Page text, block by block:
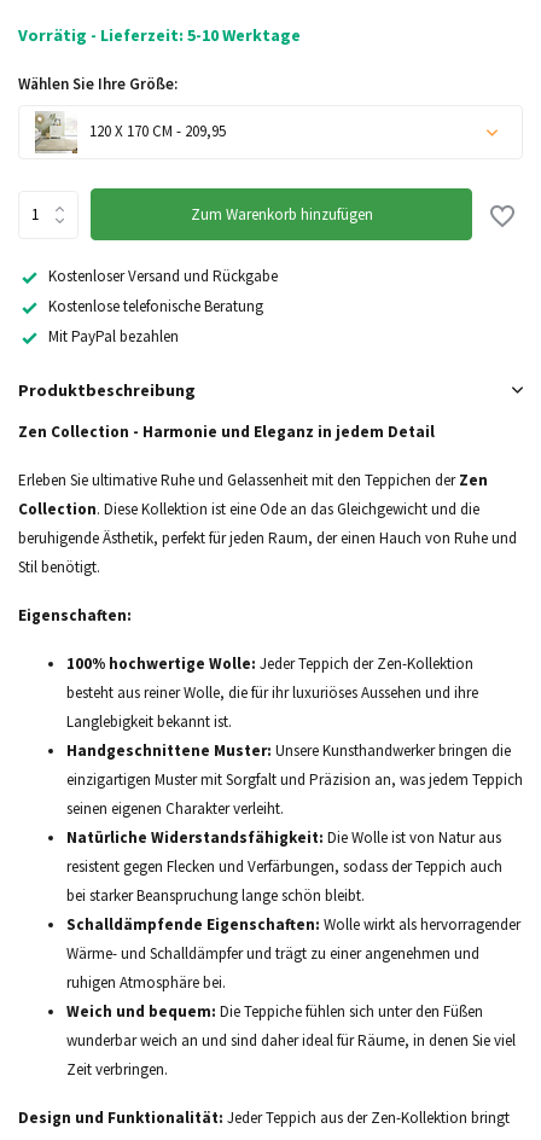
Vorrätig - Lieferzeit: 5-10 Werktage
Wählen Sie Ihre Größe:
120 X 170 CM - 209,95
Zum Warenkorb hinzufügen
Kostenloser Versand und Rückgabe
Kostenlose telefonische Beratung
Mit PayPal bezahlen
Produktbeschreibung
Zen Collection - Harmonie und Eleganz in jedem Detail
Erleben Sie ultimative Ruhe und Gelassenheit mit den Teppichen derZen
Collection. Diese Kollektion ist eine Ode an das Gleichgewicht und die
beruhigende Ästhetik, perfekt für jeden Raum, der einen Hauch von Ruhe und
Stil benötigt.
Eigenschaften:
100% hochwertige Wolle: Jeder Teppich der Zen-Kollektion
besteht aus reiner Wolle, die für ihr luxuriöses Aussehen und ihre
Langlebigkeit bekannt ist.
Handgeschnittene Muster: Unsere Kunsthandwerker bringen die
einzigartigen Muster mit Sorgfalt und Präzision an, was jedem Teppich
seinen eigenen Charakter verleiht.
Natürliche Widerstandsfähigkeit: Die Wolle ist von Natur aus
resistent gegen Flecken und Verfärbungen, sodass der Teppich auch
bei starker Beanspruchung lange schön bleibt.
Schalldämpfende Eigenschaften: Wolle wirkt als hervorragender
Wärme- und Schalldämpfer und trägt zu einer angenehmen und
ruhigen Atmosphäre bei.
Weich und bequem: Die Teppiche fühlen sich unter den Füßen
wunderbar weich an und sind daher ideal für Räume, in denen Sie viel
Zeit verbringen.
Design und Funktionalität: Jeder Teppich aus der Zen-Kollektion bringt